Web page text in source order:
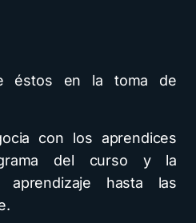
éstos en la toma de
con los aprendices
del curso y la
aprendizaje hasta las